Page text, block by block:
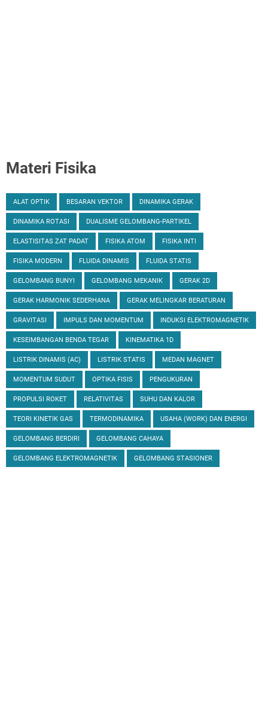
Materi Fisika
ALAT OPTIK BESARAN VEKTOR DINAMIKA GERAK
DINAMIKA ROTASI DUALISME GELOMBANG-PARTIKEL
ELASTISITAS ZAT PADAT FISIKA ATOM FISIKA INTI
FISIKA MODERN FLUIDA DINAMIS FLUIDA STATIS
GELOMBANG BUNYI GELOMBANG MEKANIK GERAK 2D
GERAK HARMONIK SEDERHANA GERAK MELINGKAR BERATURAN
GRAVITASI IMPULS DAN MOMENTUM INDUKSI ELEKTROMAGNETIK
KESEIMBANGAN BENDA TEGAR KINEMATIKA 1D
LISTRIK DINAMIS (AC) LISTRIK STATIS MEDAN MAGNET
MOMENTUM SUDUT OPTIKA FISIS PENGUKURAN
PROPULSI ROKET RELATIVITAS SUHU DAN KALOR
TEORI KINETIK GAS TERMODINAMIKA USAHA (WORK) DAN ENERGI
GELOMBANG BERDIRI GELOMBANG CAHAYA
GELOMBANG ELEKTROMAGNETIK GELOMBANG STASIONER